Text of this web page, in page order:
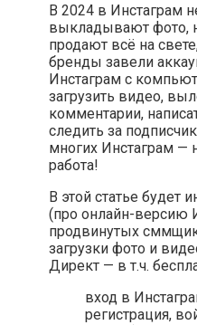
В 2024 в Инстаграм
выкладывают фото,
продают всё на
бренды завели
Инстаграм с
загрузить видео,
комментарии,
следить за
многих Инстаграм —
работа!
В этой статье будет
(про онлайн-версию
продвинутых
загрузки фото и
Директ — в т.ч.
вход в
регистрация,